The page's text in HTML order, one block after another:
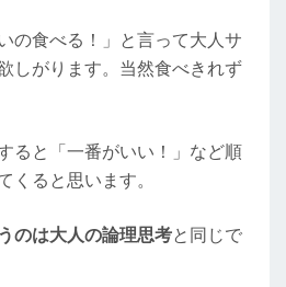
の食べる！」と言って大人サ
しがります。当然食べきれず
ると「一番がいい！」など順
くると思います。
のは大人の論理思考と同じで